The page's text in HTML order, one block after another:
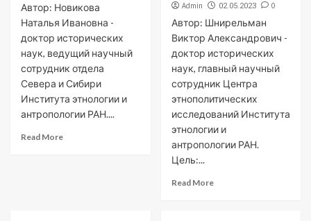
Автор: Новикова
Наталья Ивановна -
доктор исторических
наук, ведущий научный
сотрудник отдела
Севера и Сибири
Института этнологии и
антропологии РАН....
Read More
Admin 02.05.2023 0
Автор: Шнирельман
Виктор Александрович -
доктор исторических
наук, главный научный
сотрудник Центра
этнополитических
исследований Института
этнологии и
антропологии РАН.
Цель:...
Read More